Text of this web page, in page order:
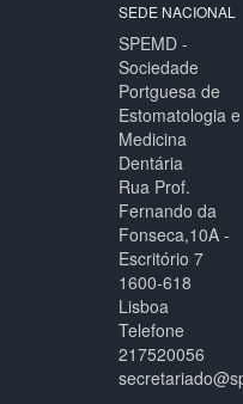
SEDE NACIONAL
SPEMD -
Sociedade
Portguesa de
Estomatologia e
Medicina
Dentária
Rua Prof.
Fernando da
Fonseca,10A -
Escritório 7
1600-618
Lisboa
Telefone
217520056